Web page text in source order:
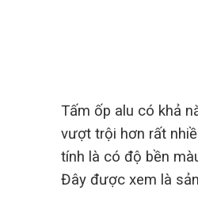
Tấm ốp alu có khả
vượt trội hơn rất
tính là có độ bền
Đây được xem là